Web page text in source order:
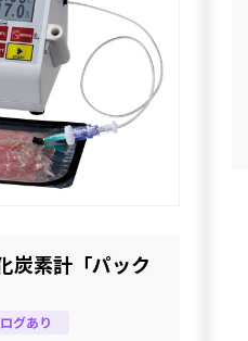
炭素計「パック
グあり